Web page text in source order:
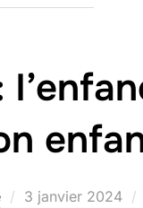
Publié
3 janvier 2024